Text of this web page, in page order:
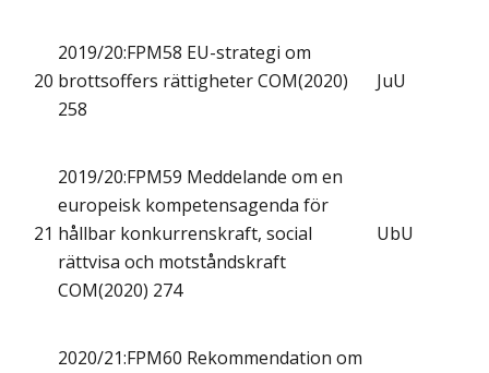
20
2019/20:FPM58 EU-strategi om
brottsoffers rättigheter COM(2020)
258
JuU
21
2019/20:FPM59 Meddelande om en
europeisk kompetensagenda för
hållbar konkurrenskraft, social
rättvisa och motståndskraft
COM(2020) 274
UbU
2020/21:FPM60 Rekommendation om